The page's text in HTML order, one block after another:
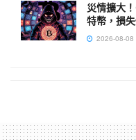
災情擴大
特幣，損
2026-08-08